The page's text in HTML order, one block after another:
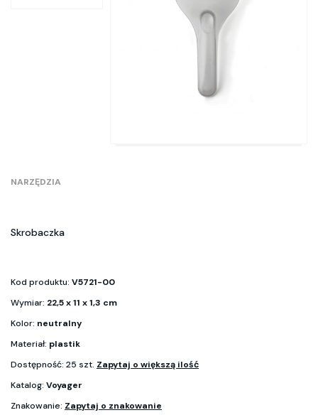
NARZĘDZIA
Skrobaczka
Kod produktu: V5721-00
Wymiar: 22,5 x 11 x 1,3 cm
Kolor: neutralny
Materiał: plastik
Dostępność: 25 szt. Zapytaj o większą ilość
Katalog: Voyager
Znakowanie: Zapytaj o znakowanie